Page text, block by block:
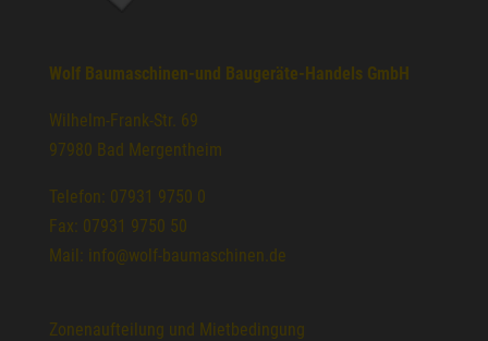
Wolf Baumaschinen-und Baugeräte-Handels GmbH
Wilhelm-Frank-Str. 69
97980 Bad Mergentheim
Telefon: 07931 9750 0
Fax: 07931 9750 50
Mail: info@wolf-baumaschinen.de
Zonenaufteilung und Mietbedingung